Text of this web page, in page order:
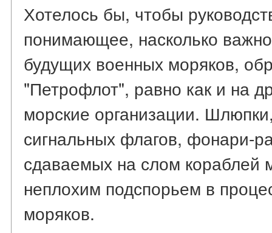
Хотелось бы, чтобы
понимающее, насколько важно
будущих военных моряков,
"Петрофлот", равно как и на
морские организации.
сигнальных флагов, фонари-
сдаваемых на слом кораблей
неплохим подспорьем в
моряков.